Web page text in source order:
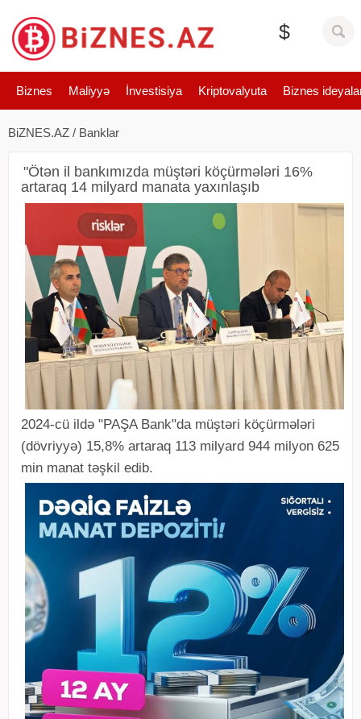
$
Biznes Maliyyə İnvestisiya Kriptovalyuta Biznes
BiZNES.AZ / Banklar
"Ötən il bankımızda müştəri köçürmələri 16%
artaraq 14 milyard manata yaxınlaşıb
2024-cü ildə "PAŞA Bank"da müştəri köçürmələri
(dövriyyə) 15,8% artaraq 113 milyard 944 milyon 625
min manat təşkil edib.